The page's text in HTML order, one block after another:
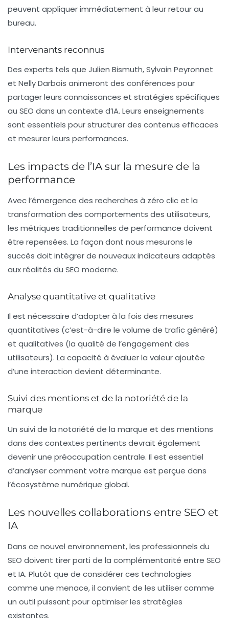
peuvent appliquer immédiatement à leur retour au
bureau.
Intervenants reconnus
Des experts tels que Julien Bismuth, Sylvain Peyronnet
et Nelly Darbois animeront des conférences pour
partager leurs connaissances et stratégies spécifiques
au SEO dans un contexte d’IA. Leurs enseignements
sont essentiels pour structurer des contenus efficaces
et mesurer leurs performances.
Les impacts de l’IA sur la mesure de la
performance
Avec l’émergence des recherches à zéro clic et la
transformation des comportements des utilisateurs,
les métriques traditionnelles de performance doivent
être repensées. La façon dont nous mesurons le
succès doit intégrer de nouveaux indicateurs adaptés
aux réalités du SEO moderne.
Analyse quantitative et qualitative
Il est nécessaire d’adopter à la fois des mesures
quantitatives (c’est-à-dire le volume de trafic généré)
et qualitatives (la qualité de l’engagement des
utilisateurs). La capacité à évaluer la valeur ajoutée
d’une interaction devient déterminante.
Suivi des mentions et de la notoriété de la
marque
Un suivi de la notoriété de la marque et des mentions
dans des contextes pertinents devrait également
devenir une préoccupation centrale. Il est essentiel
d’analyser comment votre marque est perçue dans
l’écosystème numérique global.
Les nouvelles collaborations entre SEO et
IA
Dans ce nouvel environnement, les professionnels du
SEO doivent tirer parti de la complémentarité entre SEO
et IA. Plutôt que de considérer ces technologies
comme une menace, il convient de les utiliser comme
un outil puissant pour optimiser les stratégies
existantes.